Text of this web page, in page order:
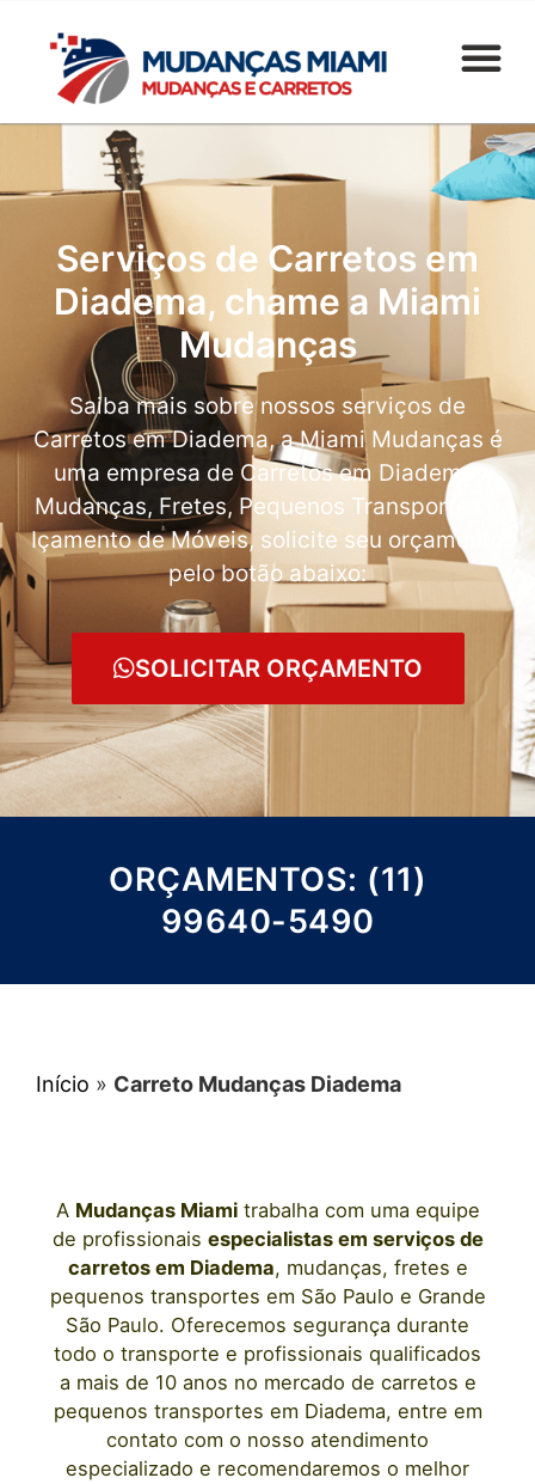
Serviços de Carretos em
Diadema, chame a Miami
Mudanças
Saiba mais sobre nossos serviços de
Carretos em Diadema, a Miami Mudanças é
uma empresa de Carretos em Diadema,
Mudanças, Fretes, Pequenos Transportes e
Içamento de Móveis, solicite seu orçamento
pelo botão abaixo:
SOLICITAR ORÇAMENTO
ORÇAMENTOS: (11)
99640-5490
Início » Carreto Mudanças Diadema
A Mudanças Miamitrabalha com uma equipe
de profissionais especialistas em serviços de
carretos em Diadema, mudanças, fretes e
pequenos transportes em São Paulo e Grande
São Paulo. Oferecemos segurança durante
todo o transporte e profissionais qualificados
a mais de 10 anos no mercado de carretos e
pequenos transportes em Diadema, entre em
contato com o nosso atendimento
especializado e recomendaremos o melhor